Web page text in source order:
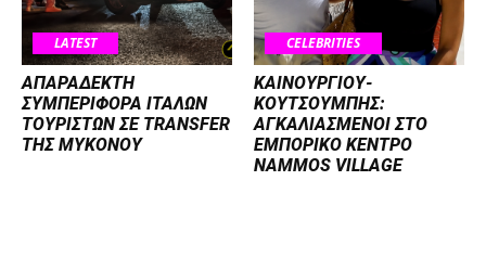
LATEST
ΑΠΑΡΑΔΕΚΤΗ
ΣΥΜΠΕΡΙΦΟΡΑ ΙΤΑΛΩΝ
ΤΟΥΡΙΣΤΩΝ ΣΕ TRANSFER
ΤΗΣ ΜΥΚΟΝΟΥ
CELEBRITIES
ΚΑΙΝΟΥΡΓΙΟΥ-
ΚΟΥΤΣΟΥΜΠΗΣ:
ΑΓΚΑΛΙΑΣΜΕΝΟΙ ΣΤΟ
ΕΜΠΟΡΙΚΟ ΚΕΝΤΡΟ
NAMMOS VILLAGE